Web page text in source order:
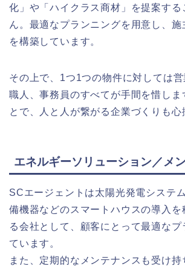
化」や「ハイクラス商材」を提案する
ん。最適なプランニングを用意し、施
を構築しています。
その上で、1つ1つの物件に対しては
職人、事務員のすべてが手間を惜しま
とで、人と人が繋がる企業づくりも心
エネルギーソリューション／メ
SCエージェントは太陽光発電システ
備機器などのスマートハウスの導入を
る会社として、顧客にとって最適なプ
ています。
また、定期的なメンテナンスも受け持